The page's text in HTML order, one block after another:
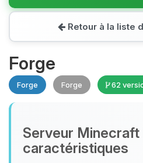
Retour à la liste
Forge
Forge Forge 62
Serveur
caractéristiques